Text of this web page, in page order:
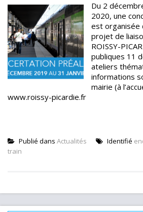
Du 2
2020, une
est organisée
projet de
ROISSY-
publiques 11
ateliers
informations
mairie (à
www.roissy-picardie.fr
Publié dans Actualités Identifié
train